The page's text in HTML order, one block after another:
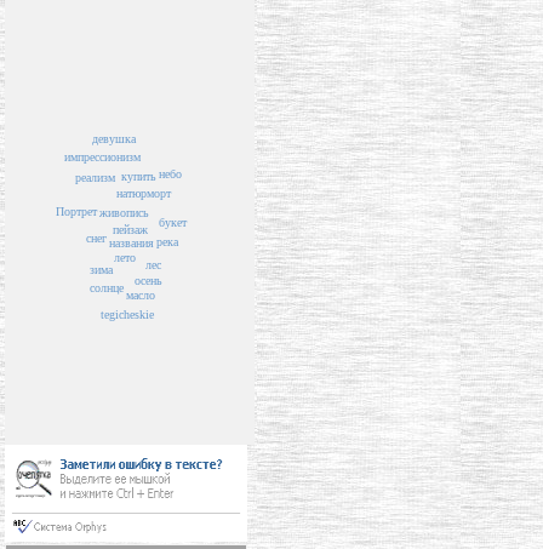
пейзаж
названия
живопись
лето
натюрморт
купить
солнце
лес
зима
осень
букет
масло
река
снег
tegicheskie
реализм небо
импрессионизм
Портрет
девушка